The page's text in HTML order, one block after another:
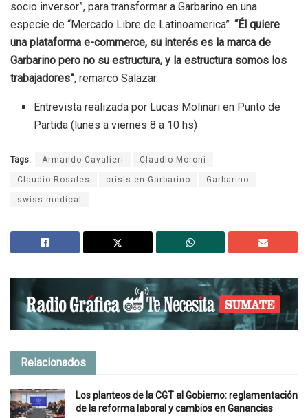
socio inversor”, para transformar a Garbarino en una
especie de “Mercado Libre de Latinoamerica”. “Él quiere
una plataforma e-commerce, su interés es la marca de
Garbarino pero no su estructura, y la estructura somos los
trabajadores”, remarcó Salazar.
Entrevista realizada por Lucas Molinari en Punto de
Partida (lunes a viernes 8 a 10 hs)
Tags: Armando Cavalieri Claudio Moroni
Claudio Rosales crisis en Garbarino Garbarino
swiss medical
Relacionados
Los planteos de la CGT al Gobierno: reglamentación
de la reforma laboral y cambios en Ganancias